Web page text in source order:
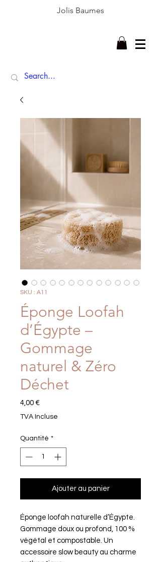
Jolis Baumes
SKU : A11
Éponge Loofah
d’Égypte –
Gommage
naturel & Zéro
Déchet
4,00 €Prix
TVA Incluse
Quantité *
Ajouter au panier
Éponge loofah naturelle d’Égypte.
Gommage doux ou profond, 100 %
végétal et compostable. Un
accessoire slow beauty au charme